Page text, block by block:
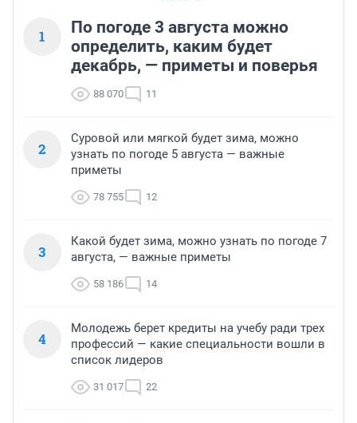
1
По погоде 3 августа можно
определить, каким будет
декабрь, — приметы и поверья
88 070 11
2
Суровой или мягкой будет зима, можно
узнать по погоде 5 августа — важные
приметы
78 755 12
3
Какой будет зима, можно узнать по погоде 7
августа, — важные приметы
58 186 14
4
Молодежь берет кредиты на учебу ради трех
профессий — какие специальности вошли в
список лидеров
31 017 22